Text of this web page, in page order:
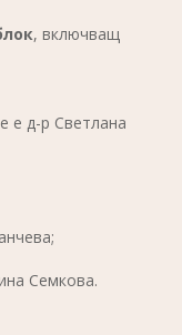
, включващ
е д-р Светлана
Семкова.